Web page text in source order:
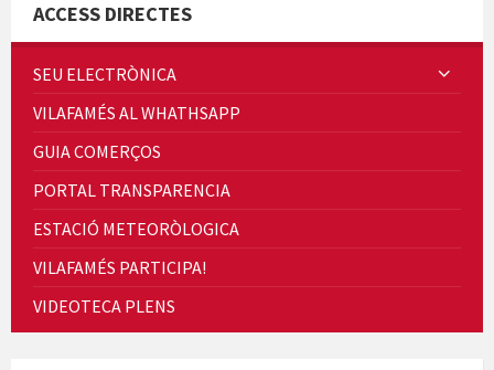
Quintà Culroja
Cicle de Cine i Dones rurals
ACCESS DIRECTES
SEU ELECTRÒNICA
VILAFAMÉS AL WHATHSAPP
GUIA COMERÇOS
PORTAL TRANSPARENCIA
ESTACIÓ METEORÒLOGICA
VILAFAMÉS PARTICIPA!
VIDEOTECA PLENS